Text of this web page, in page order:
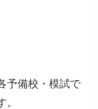
予備校・模試で